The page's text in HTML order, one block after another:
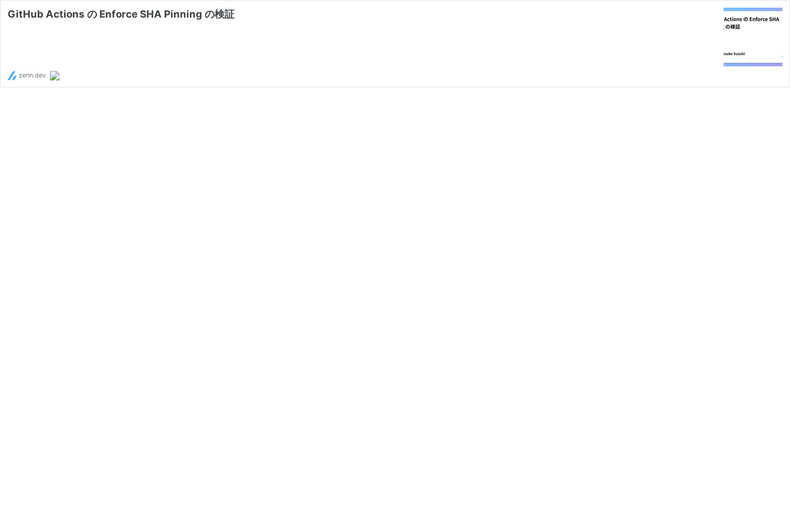
GitHub Actions の Enforce SHA Pinning の検証
zenn.dev